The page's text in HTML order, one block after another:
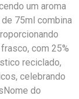
um aroma
75ml combina
com 25%
reciclado,
celebrando
do